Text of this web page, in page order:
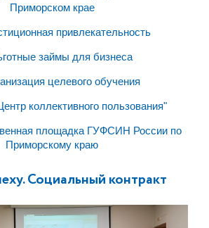
Приморском крае
привлекательность
займы для бизнеса
целевого обучения
коллективного пользования"
площадка ГУФСИН России по
Приморскому краю
Социальный контракт